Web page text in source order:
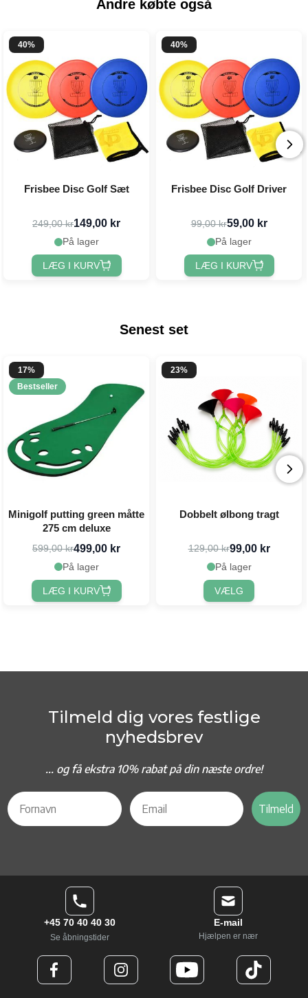
Andre købte også
40%
Frisbee Disc Golf Sæt
249,00 kr149,00 kr
På lager
LÆG I KURV
40%
Frisbee Disc Golf Driver
99,00 kr59,00 kr
På lager
LÆG I KURV
Senest set
17%
Bestseller
Minigolf putting green måtte
275 cm deluxe
599,00 kr499,00 kr
På lager
LÆG I KURV
23%
Dobbelt ølbong tragt
129,00 kr99,00 kr
På lager
VÆLG
Tilmeld dig vores festlige
nyhedsbrev
... og få ekstra 10% rabat på din næste ordre!
Tilmeld
+45 70 40 40 30
Se åbningstider
E-mail
Hjælpen er nær